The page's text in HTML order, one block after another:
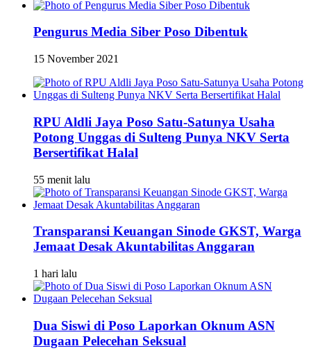
Pengurus Media Siber Poso Dibentuk
15 November 2021
RPU Aldli Jaya Poso Satu-Satunya Usaha
Potong Unggas di Sulteng Punya NKV Serta
Bersertifikat Halal
55 menit lalu
Transparansi Keuangan Sinode GKST, Warga
Jemaat Desak Akuntabilitas Anggaran
1 hari lalu
Dua Siswi di Poso Laporkan Oknum ASN
Dugaan Pelecehan Seksual